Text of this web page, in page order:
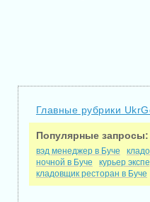
Главные рубрики
Популярные запросы:
вэд менеджер в Буче
ночной в Буче
курьер
кладовщик ресторан в Буче